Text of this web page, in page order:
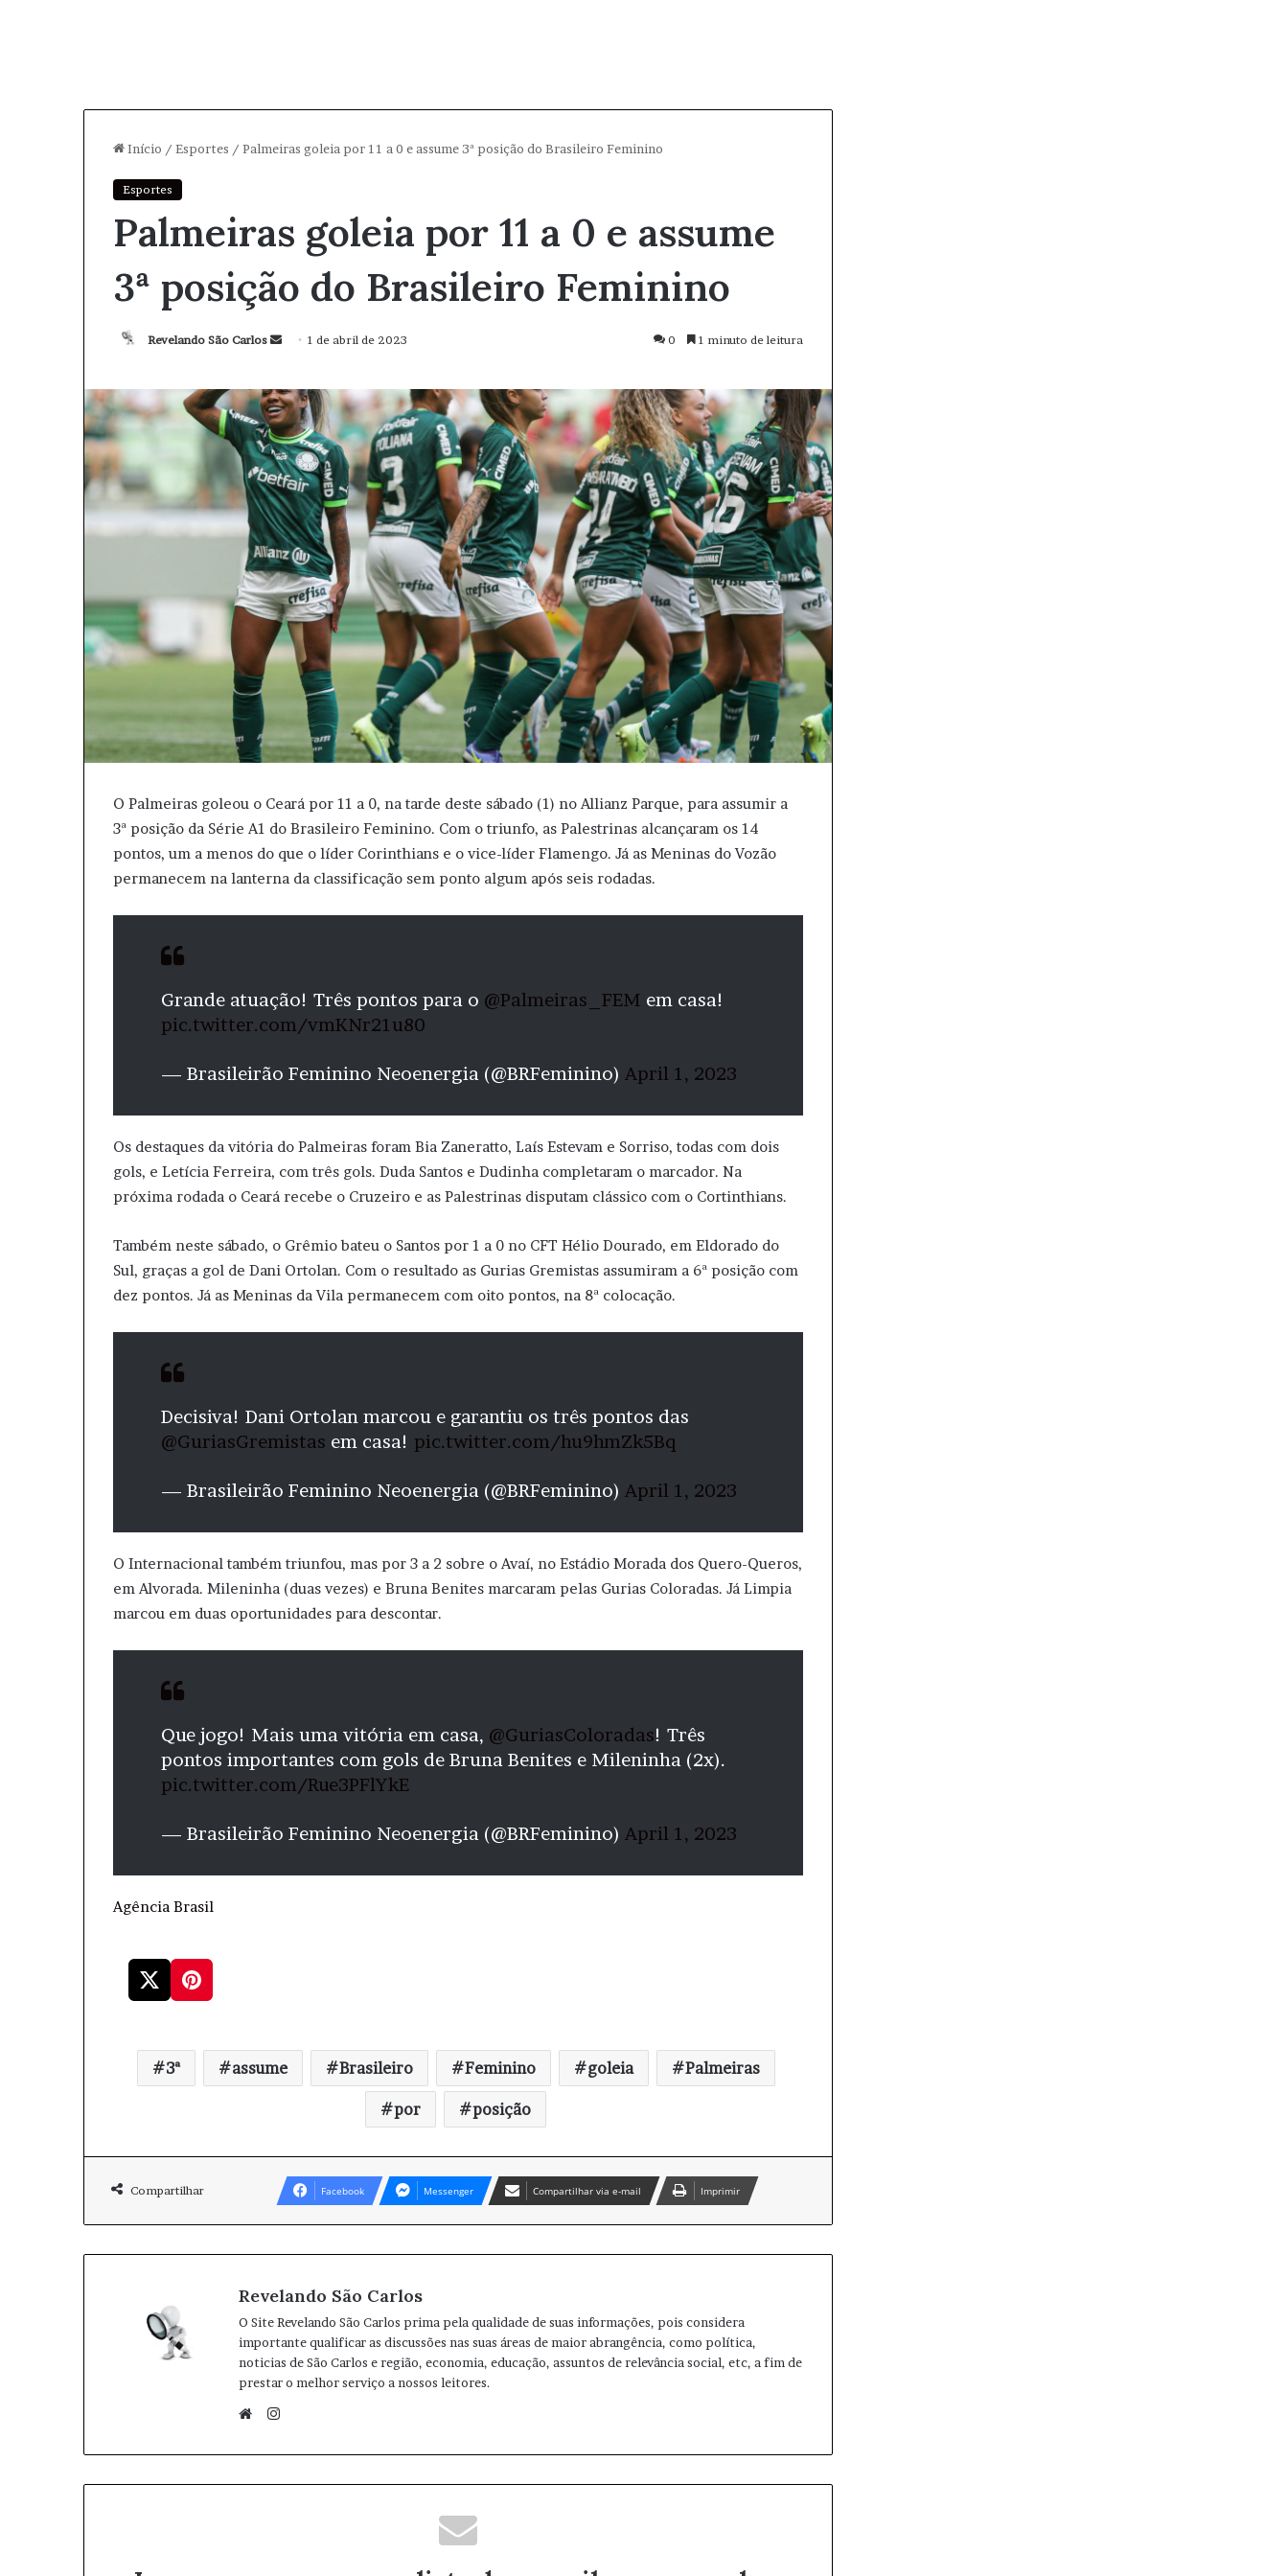
Início / Esportes / Palmeiras goleia por 11 a 0 e assume 3ª posição do Brasileiro Feminino
Esportes
Palmeiras goleia por 11 a 0 e assume
3ª posição do Brasileiro Feminino
Revelando São Carlos
d
e
u
m
e
-
m
a
i
l
1 de abril de 2023 0 1 minuto de leitura
O Palmeiras goleou o Ceará por 11 a 0, na tarde deste sábado (1) no Allianz Parque, para assumir a
3ª posição da Série A1 do Brasileiro Feminino. Com o triunfo, as Palestrinas alcançaram os 14
pontos, um a menos do que o líder Corinthians e o vice-líder Flamengo. Já as Meninas do Vozão
permanecem na lanterna da classificação sem ponto algum após seis rodadas.
Grande atuação! Três pontos para o @Palmeiras_FEM em casa!
pic.twitter.com/vmKNr21u80
— Brasileirão Feminino Neoenergia (@BRFeminino) April 1, 2023
Os destaques da vitória do Palmeiras foram Bia Zaneratto, Laís Estevam e Sorriso, todas com dois
gols, e Letícia Ferreira, com três gols. Duda Santos e Dudinha completaram o marcador. Na
próxima rodada o Ceará recebe o Cruzeiro e as Palestrinas disputam clássico com o Cortinthians.
Também neste sábado, o Grêmio bateu o Santos por 1 a 0 no CFT Hélio Dourado, em Eldorado do
Sul, graças a gol de Dani Ortolan. Com o resultado as Gurias Gremistas assumiram a 6ª posição com
dez pontos. Já as Meninas da Vila permanecem com oito pontos, na 8ª colocação.
Decisiva! Dani Ortolan marcou e garantiu os três pontos das
@GuriasGremistas em casa! pic.twitter.com/hu9hmZk5Bq
— Brasileirão Feminino Neoenergia (@BRFeminino) April 1, 2023
O Internacional também triunfou, mas por 3 a 2 sobre o Avaí, no Estádio Morada dos Quero-Queros,
em Alvorada. Mileninha (duas vezes) e Bruna Benites marcaram pelas Gurias Coloradas. Já Limpia
marcou em duas oportunidades para descontar.
Que jogo! Mais uma vitória em casa, @GuriasColoradas! Três
pontos importantes com gols de Bruna Benites e Mileninha (2x).
pic.twitter.com/Rue3PFlYkE
— Brasileirão Feminino Neoenergia (@BRFeminino) April 1, 2023
Agência Brasil
3ª assume Brasileiro Feminino goleia Palmeiras
por posição
Compartilhar Facebook Messenger Compartilhar via e-mail Imprimir
Revelando São Carlos
O Site Revelando São Carlos prima pela qualidade de suas informações, pois considera
importante qualificar as discussões nas suas áreas de maior abrangência, como política,
noticias de São Carlos e região, economia, educação, assuntos de relevância social, etc, a fim de
prestar o melhor serviço a nossos leitores.
e
b
I
s
t